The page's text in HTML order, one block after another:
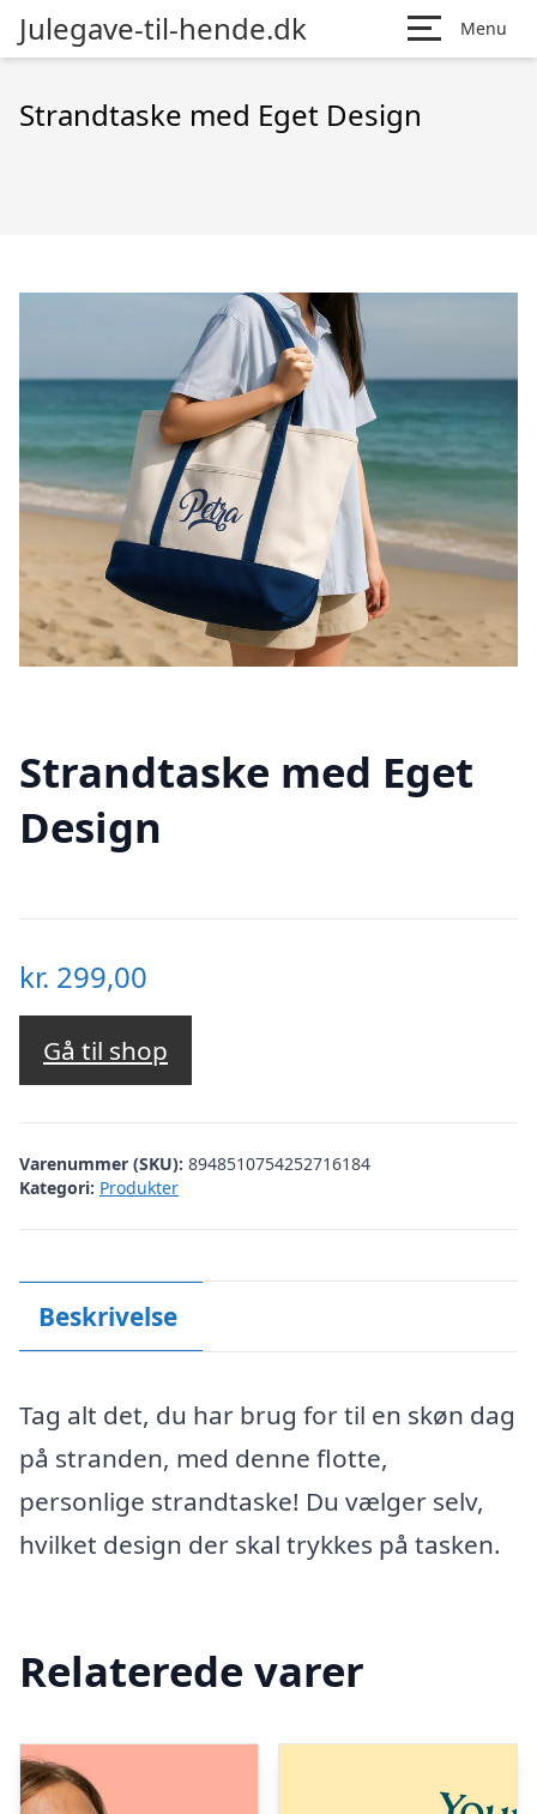
Julegave-til-hende.dk Menu
Strandtaske med Eget Design
Strandtaske med Eget
Design
kr. 299,00
Gå til shop
Varenummer (SKU): 8948510754252716184
Kategori: Produkter
Beskrivelse
Tag alt det, du har brug for til en skøn dag
på stranden, med denne flotte,
personlige strandtaske! Du vælger selv,
hvilket design der skal trykkes på tasken.
Relaterede varer